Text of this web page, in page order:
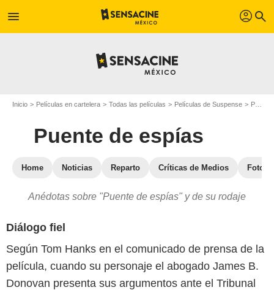
menu profil search
Inicio Películas en cartelera Todas las películas Películas de Suspense Puente de espías
Puente de espías
Home Noticias Reparto Críticas de Medios Fotos
Anédotas sobre "Puente de espías" y de su rodaje
Diálogo fiel
Según Tom Hanks en el comunicado de prensa de la
película, cuando su personaje el abogado James B.
Donovan presenta sus argumentos ante el Tribunal